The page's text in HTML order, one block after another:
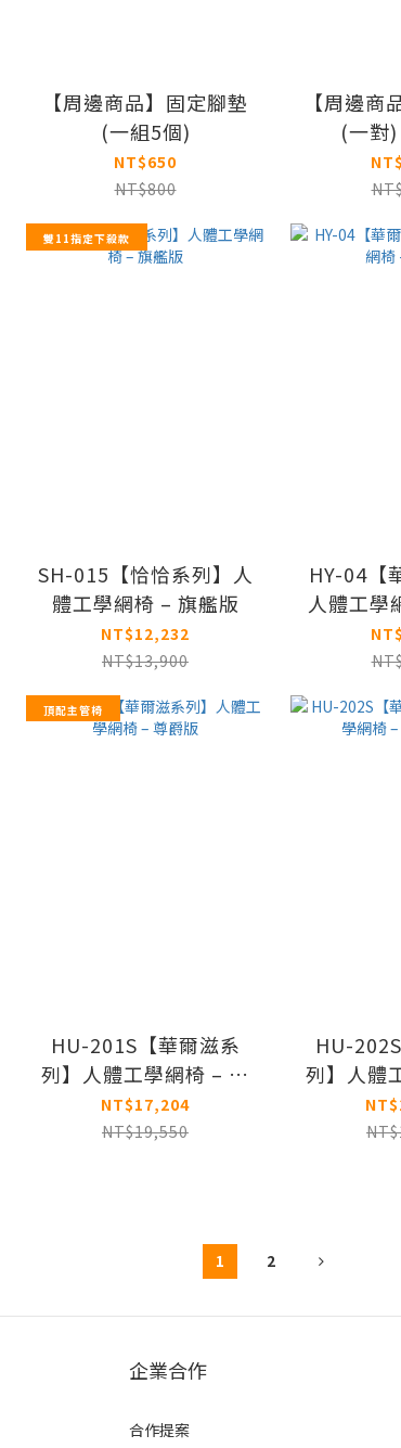
【周邊商品】固定腳墊
(一組5個)
NT$650
NT$800
【周邊商
(一對
雙11指定下殺款
SH-015【恰恰系列】人
體工學網椅 – 旗艦版
NT$12,232
NT$13,900
HY-04【
人體工學
頂配主管椅
HU-201S【華爾滋系
列】人體工學網椅 – 尊
爵版
NT$17,204
NT$19,550
HU-
列】人體
艦
1 2
企業合作
合作提案